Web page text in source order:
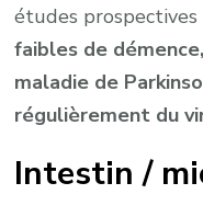
études
faibles de
maladie de
régulièrement du
Intestin /